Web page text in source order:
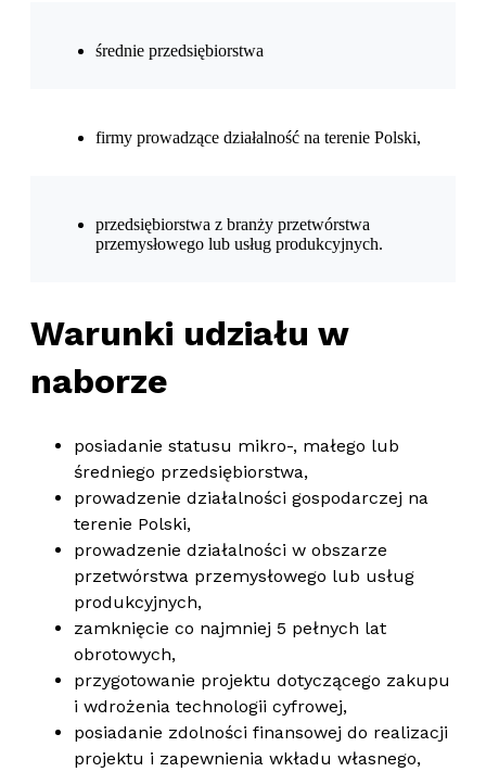
średnie przedsiębiorstwa
firmy prowadzące działalność na terenie Polski,
przedsiębiorstwa z branży przetwórstwa
przemysłowego lub usług produkcyjnych.
Warunki udziału w
naborze
posiadanie statusu mikro-, małego lub
średniego przedsiębiorstwa,
prowadzenie działalności gospodarczej na
terenie Polski,
prowadzenie działalności w obszarze
przetwórstwa przemysłowego lub usług
produkcyjnych,
zamknięcie co najmniej 5 pełnych lat
obrotowych,
przygotowanie projektu dotyczącego zakupu
i wdrożenia technologii cyfrowej,
posiadanie zdolności finansowej do realizacji
projektu i zapewnienia wkładu własnego,